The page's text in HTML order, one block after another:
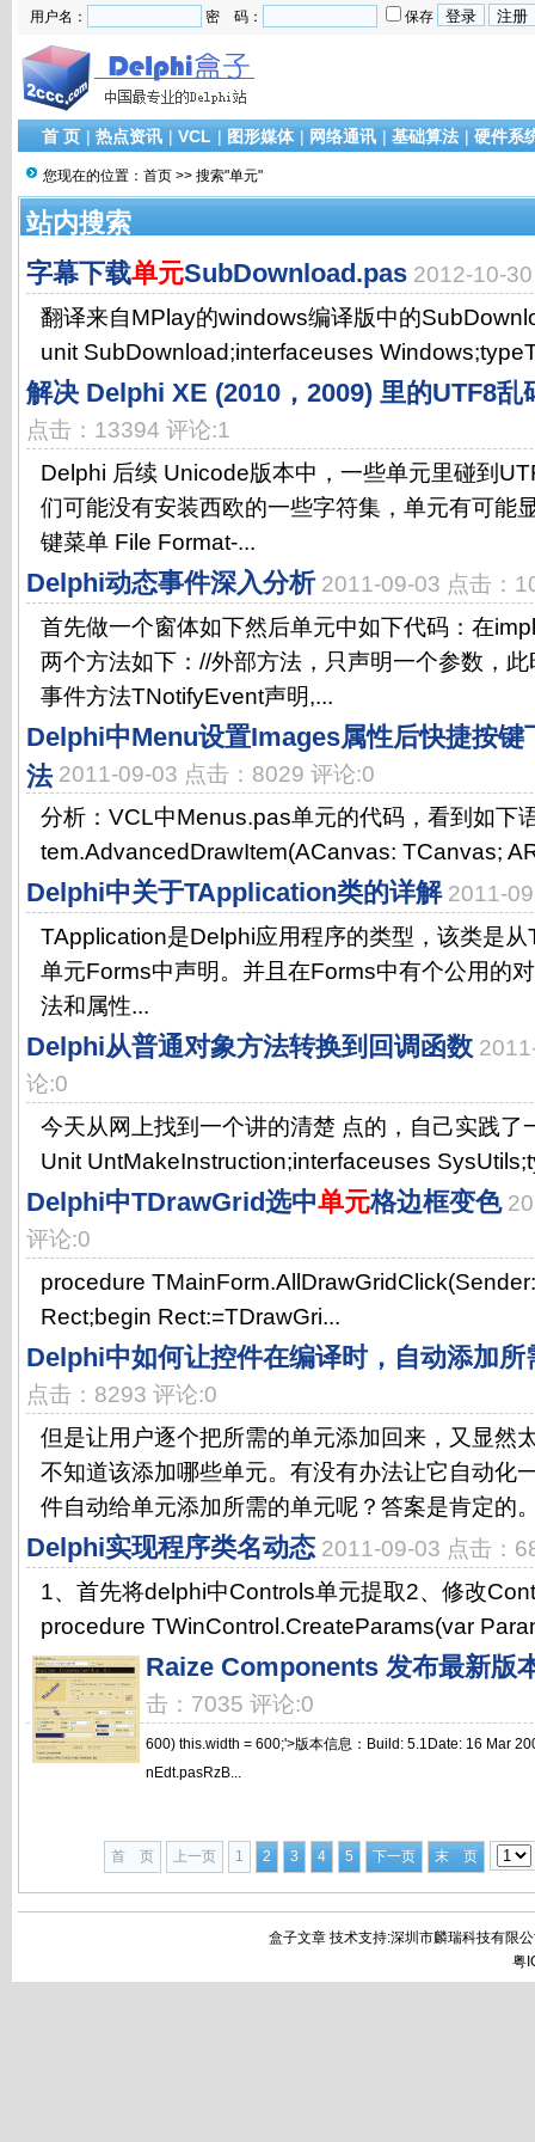
用户名： 密 码： 保存
首 页 | 热点资讯 | VCL | 图形媒体 | 网络通讯 | 基础算法 | 硬件系
您现在的位置： 首页 >> 搜索"单元"
站内搜索
字幕下载单元SubDownload.pas 2012-10-
翻译来自MPlay的windows编译版中的
unit SubDownload;interfaceuses
解决 Delphi XE (2010，2009) 里的UTF8乱
点击：13394 评论:1
Delphi 后续 Unicode版本中，一些单元里碰到
们可能没有安装西欧的一些字符集，单元有可能
键菜单 File Format-...
Delphi动态事件深入分析 2011-09-03 点击：
首先做一个窗体如下然后单元中如下代码：在
两个方法如下：//外部方法，只声明一个参数，
事件方法TNotifyEvent声明,...
Delphi中Menu设置Images属性后快捷按键
法 2011-09-03 点击：8029 评论:0
分析：VCL中Menus.pas单元的代码，看到如下
tem.AdvancedDrawItem(ACanvas: TCanvas;
Delphi中关于TApplication类的详解 2011-
TApplication是Delphi应用程序的类型，该类是
单元Forms中声明。并且在Forms中有个公用的
法和属性...
Delphi从普通对象方法转换到回调函数
论:0
今天从网上找到一个讲的清楚 点的，自己实践了
Unit UntMakeInstruction;interfaceuses
Delphi中TDrawGrid选中单元格边框变色
评论:0
procedure
Rect;begin Rect:=TDrawGri...
Delphi中如何让控件在编译时，自动添加所
点击：8293 评论:0
但是让用户逐个把所需的单元添加回来，又显然
不知道该添加哪些单元。有没有办法让它自动化
件自动给单元添加所需的单元呢？答案是肯定
Delphi实现程序类名动态 2011-09-03 点击：
1、首先将delphi中Controls单元提取2、修改
procedure TWinControl.CreateParams(var
Raize Components 发布最新版
击：7035 评论:0
600) this.width = 600;'>版本信息：Build: 5.1Date: 16 Mar
nEdt.pasRzB...
首 页 上一页 1 2 3 4 5 下一页 末 页
盒子文章 技术支持:深圳市麟瑞科技有限
粤